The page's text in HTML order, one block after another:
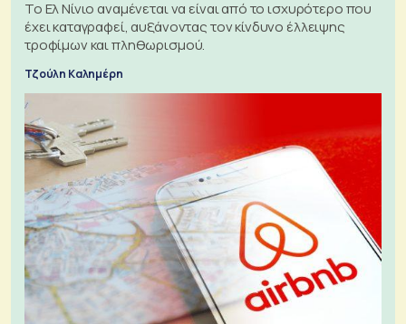
Το Ελ Νίνιο αναμένεται να είναι από το ισχυρότερο που
έχει καταγραφεί, αυξάνοντας τον κίνδυνο έλλειψης
τροφίμων και πληθωρισμού.
Τζούλη Καλημέρη